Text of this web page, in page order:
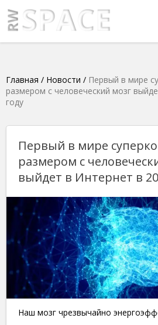
Главная / Новости / Первый в мире
размером с человеческий мозг
году
Первый в мире
размером с
выйдет в Интернет в
Наш мозг чрезвычайно